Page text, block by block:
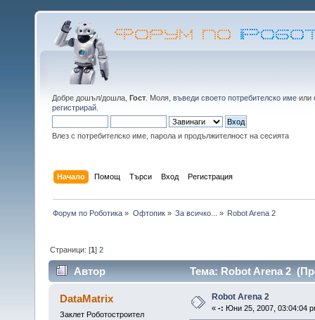
Добре дошъл/дошла, Гост . Моля, въведи своето потребителско име или
регистрирай
Влез с потребителско име, парола и продължителност на сесията
Начало Помощ Търси Вход Регистрация
Форум по Роботика » Офтопик» За всичко... » Robot Arena 2
Страници: [1]2
Автор Тема: Robot Arena 2
DataMatrix
Заклет Роботостроител
Robot Arena 2
« -: Юни 25, 2007, 03:04:04